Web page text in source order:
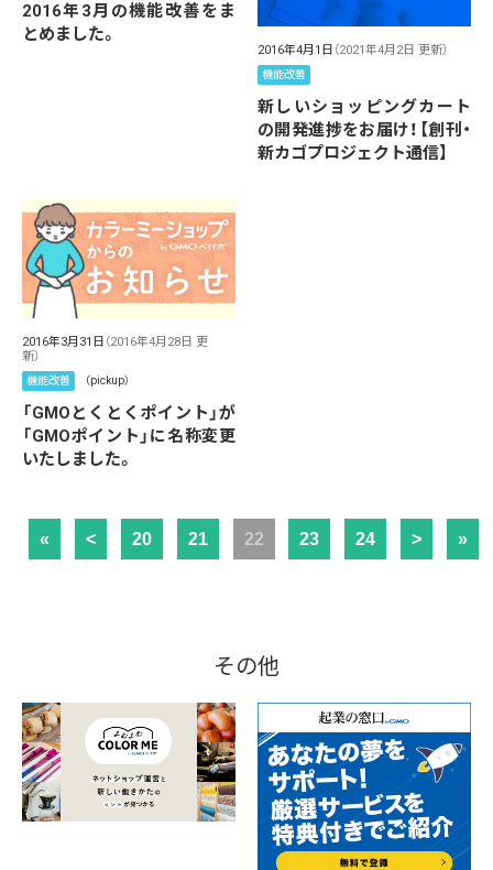
2016年3月の機能改善をま
とめました。
2016年4月1日 （2021年4月2日 更新）
機能改善
新しいショッピングカート
の開発進捗をお届け！【創刊・
新カゴプロジェクト通信】
2016年3月31日 （2016年4月28日 更
新）
機能改善 （pickup）
「GMOとくとくポイント」が
「GMOポイント」に名称変更
いたしました。
« < 20 21 22 23 24 > »
その他